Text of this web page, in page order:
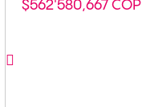
$562'580,667 COP